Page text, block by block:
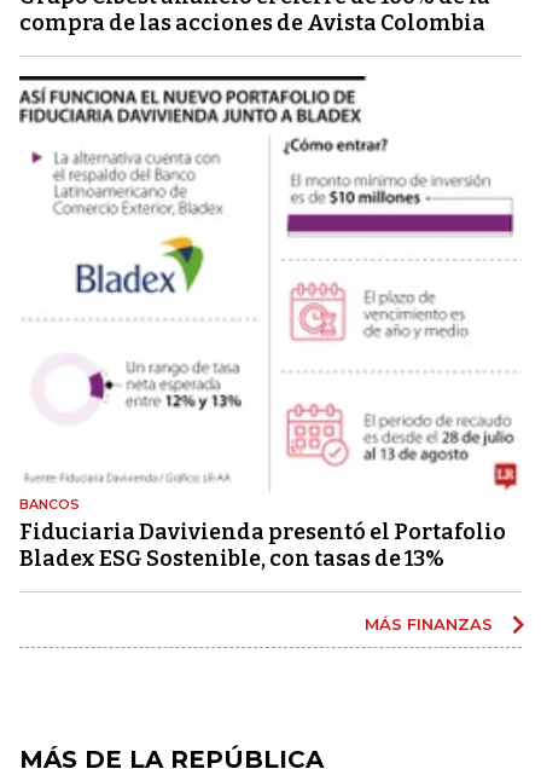
compra de las acciones de Avista Colombia
BANCOS
Fiduciaria Davivienda presentó el Portafolio
Bladex ESG Sostenible, con tasas de 13%
MÁS FINANZAS
MÁS DE LA REPÚBLICA